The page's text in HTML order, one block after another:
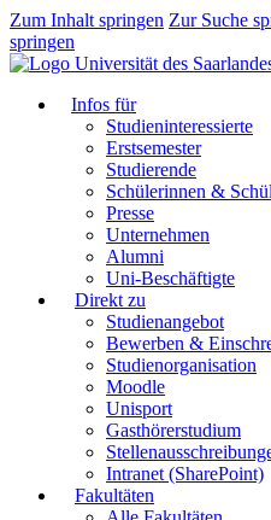
Zum Inhalt springen Zur Suche
springen
Infos für
Studieninteressierte
Erstsemester
Studierende
Schülerinnen &
Presse
Unternehmen
Alumni
Uni-Beschäftigte
Direkt zu
Studienangebot
Bewerben &
Studienorganisation
Moodle
Unisport
Gasthörerstudium
Intranet (SharePoint)
Fakultäten